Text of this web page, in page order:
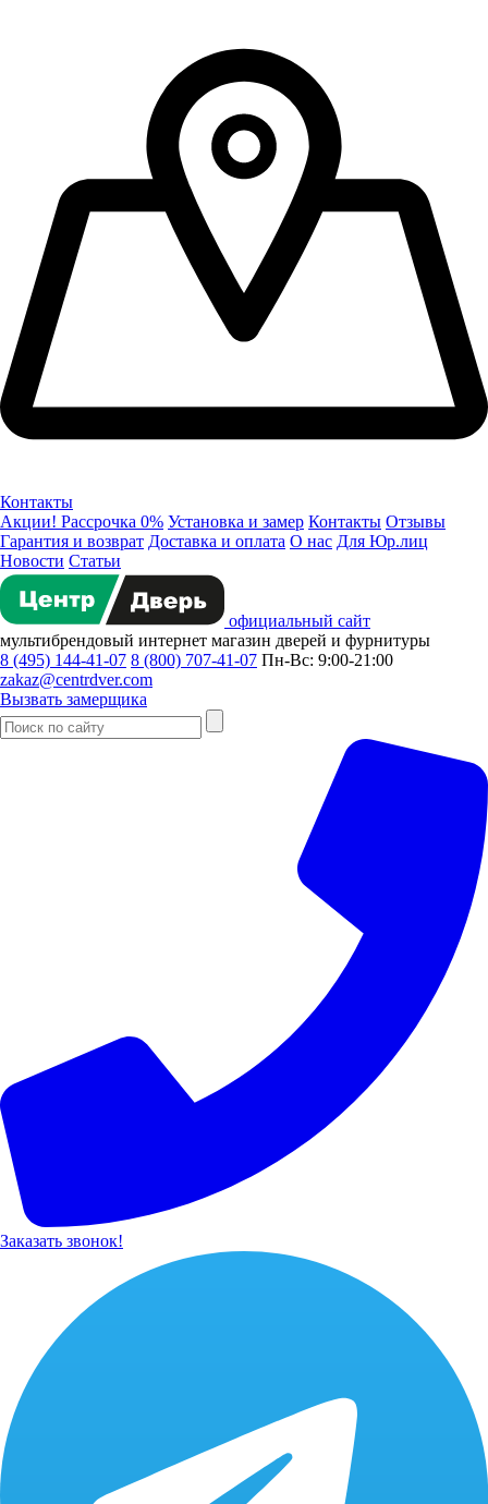
Контакты
Акции! Рассрочка 0% Установка и замер Контакты Отзывы
Гарантия и возврат Доставка и оплата О нас Для Юр.лиц
Новости Статьи
официальный сайт
мультибрендовый интернет магазин дверей и фурнитуры
8 (495) 144-41-07 8 (800) 707-41-07 Пн-Вс: 9:00-21:00
zakaz@centrdver.com
Вызвать замерщика
Заказать звонок!